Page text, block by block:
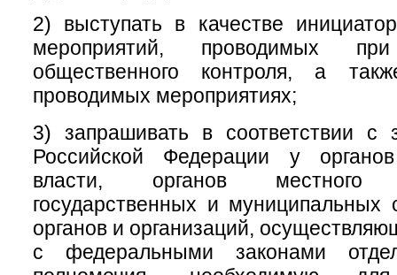
2) выступать в качестве
мероприятий, проводимых при
общественного контроля, а
проводимых мероприятиях;
3) запрашивать в соответствии с
Российской Федерации у органов
власти, органов местного
государственных и муниципальных
органов и организаций,
с федеральными законами